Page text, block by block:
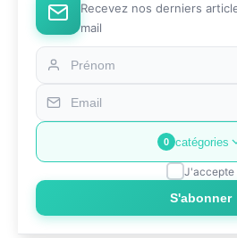
Recevez nos derniers
mail
0 catégories
J'accepte
S'abonner